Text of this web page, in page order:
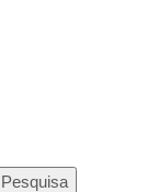
Pesquisa